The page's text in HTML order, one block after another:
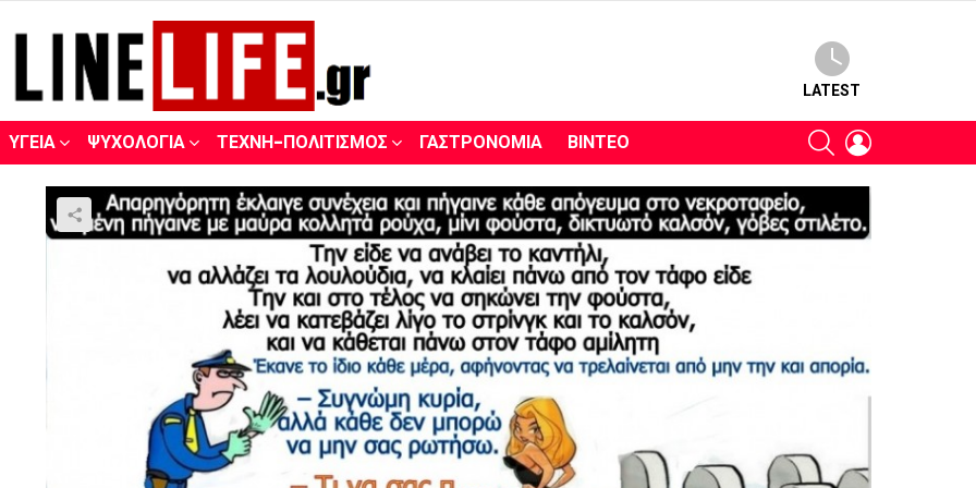
LATEST
ΥΓΕΊΑ ΨΥΧΟΛΟΓΊΑ ΤΈΧΝΗ-ΠΟΛΙΤΙΣΜΌΣ ΓΑΣΤΡΟΝΟΜΊΑ ΒΊΝΤΕΟ SEARCH